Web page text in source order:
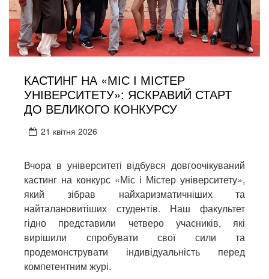
КАСТИНГ НА «МІС І МІСТЕР
УНІВЕРСИТЕТУ»: ЯСКРАВИЙ СТАРТ
ДО ВЕЛИКОГО КОНКУРСУ
21 квітня 2026
Вчора в університеті відбувся довгоочікуваний
кастинг на конкурс «Міс і Містер університету»,
який зібрав найхаризматичніших та
найталановитіших студентів. Наш факультет
гідно представили четверо учасників, які
вирішили спробувати свої сили та
продемонструвати індивідуальність перед
компетентним журі.